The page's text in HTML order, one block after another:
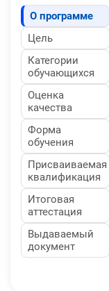
О программе
Цель
Категории
обучающихся
Оценка
качества
Форма
обучения
Присваиваемая
квалификация
Итоговая
аттестация
Выдаваемый
документ